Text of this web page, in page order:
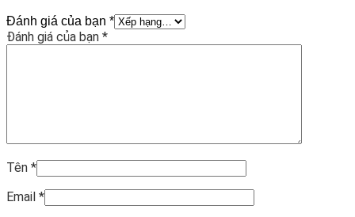
Đánh giá của bạn *
Đánh giá của bạn *
Tên *
Email *